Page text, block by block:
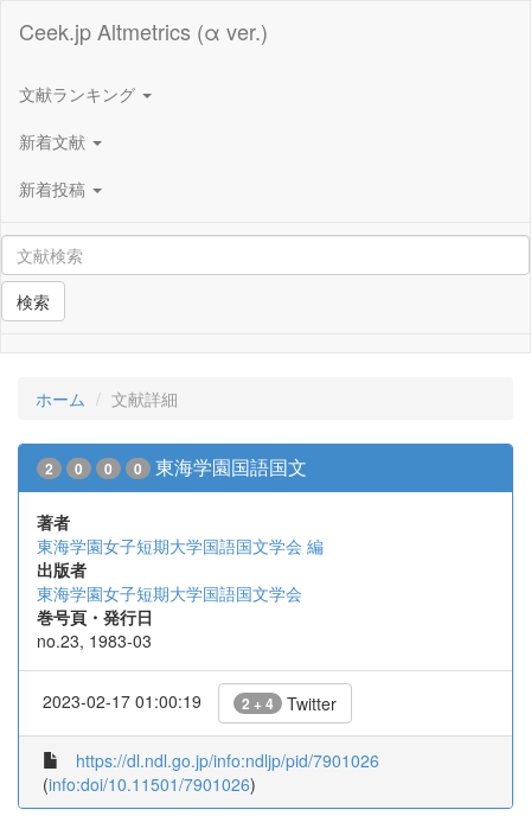
Ceek.jp Altmetrics (α ver.)
文献ランキング
新着文献
新着投稿
検索
ホーム 文献詳細
2 0 0 0 東海学園国語国文
著者
東海学園女子短期大学国語国文学会 編
出版者
東海学園女子短期大学国語国文学会
巻号頁・発行日
no.23, 1983-03
2023-02-17 01:00:19 2 + 4 Twitter
https://dl.ndl.go.jp/info:ndljp/pid/7901026
(info:doi/10.11501/7901026)